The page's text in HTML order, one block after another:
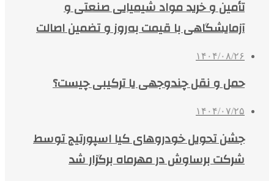
تأمین و خرید مواد شیمیایی صنعتی و
آزمایشگاهی با قیمت به‌روز و تضمین اصالت
۱۴۰۴/۰۸/۲۶
حمل و نقل چندوجهی یا ترکیبی چیست؟
۱۴۰۴/۰۷/۲۵
جشن تحویل خودروهای کیا اسپورتیج توسط
شرکت برساوش در مهرماه برگزار شد